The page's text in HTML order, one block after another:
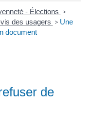
- Élections >
des usagers > Une
document
de